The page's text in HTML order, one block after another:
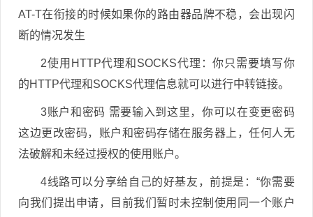
AT-T在衔接的时候如果你的路由器品牌不稳，会出现闪
断的情况发生
2使用HTTP代理和SOCKS代理：你只需要填写你
的HTTP代理和SOCKS代理信息就可以进行中转链接。
3账户和密码 需要输入到这里，你可以在变更密码
这边更改密码，账户和密码存储在服务器上，任何人无
法破解和未经过授权的使用账户。
4线路可以分享给自己的好基友，前提是：“你需要
向我们提出申请，目前我们暂时未控制使用同一个账户